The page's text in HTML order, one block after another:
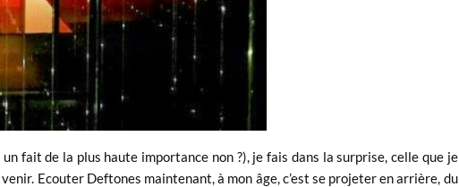
fait de la plus haute importance non ?), je fais dans la surprise, celle que je
Ecouter Deftones maintenant, à mon âge, c’est se projeter en arrière, du